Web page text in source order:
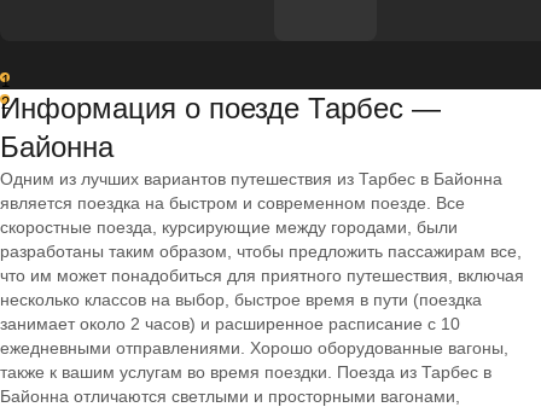
1
2
Информация о поезде Тарбес —
Байонна
Одним из лучших вариантов путешествия из Тарбес в Байонна
является поездка на быстром и современном поезде. Все
скоростные поезда, курсирующие между городами, были
разработаны таким образом, чтобы предложить пассажирам все,
что им может понадобиться для приятного путешествия, включая
несколько классов на выбор, быстрое время в пути (поездка
занимает около 2 часов) и расширенное расписание с 10
ежедневными отправлениями. Хорошо оборудованные вагоны,
также к вашим услугам во время поездки. Поезда из Тарбес в
Байонна отличаются светлыми и просторными вагонами,